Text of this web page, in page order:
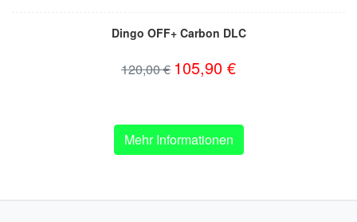
Dingo OFF+ Carbon DLC
120,00 € 105,90 €
Mehr Informationen